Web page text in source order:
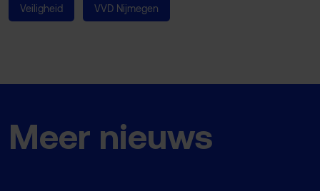
Veiligheid VVD Nijmegen
Meer nieuws